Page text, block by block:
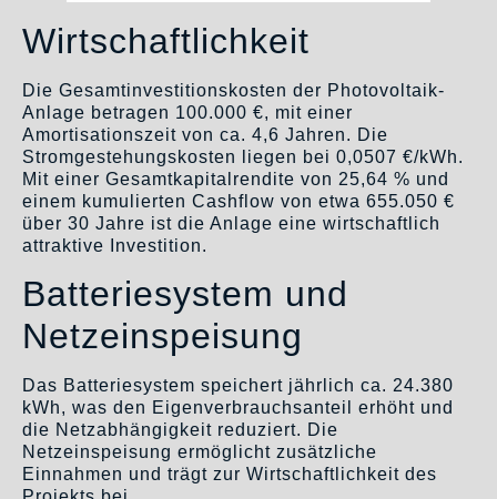
Wirtschaftlichkeit
Die Gesamtinvestitionskosten der Photovoltaik-
Anlage betragen 100.000 €, mit einer
Amortisationszeit von ca. 4,6 Jahren. Die
Stromgestehungskosten liegen bei 0,0507 €/kWh.
Mit einer Gesamtkapitalrendite von 25,64 % und
einem kumulierten Cashflow von etwa 655.050 €
über 30 Jahre ist die Anlage eine wirtschaftlich
attraktive Investition.
Batteriesystem und
Netzeinspeisung
Das Batteriesystem speichert jährlich ca. 24.380
kWh, was den Eigenverbrauchsanteil erhöht und
die Netzabhängigkeit reduziert. Die
Netzeinspeisung ermöglicht zusätzliche
Einnahmen und trägt zur Wirtschaftlichkeit des